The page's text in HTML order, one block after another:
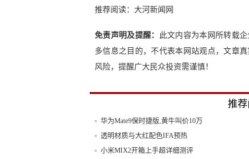
推荐阅读： 大河新闻网
免责声明及提醒：
此文内容为本网所转载
多信息之目的，不代表本网站观点，文章
风险，提醒广大民众投资需谨慎！
推
华为Mate9保时捷版,黄牛叫价10万
透明材质与大红配色IFA预热
小米MIX2开箱上手超详细测评